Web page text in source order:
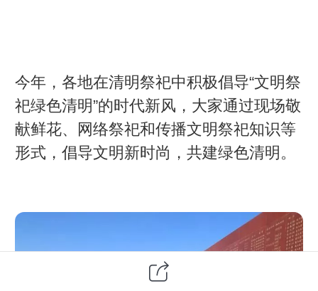
今年，各地在清明祭祀中积极倡导“文明祭
祀绿色清明”的时代新风，大家通过现场敬
献鲜花、网络祭祀和传播文明祭祀知识等
形式，倡导文明新时尚，共建绿色清明。